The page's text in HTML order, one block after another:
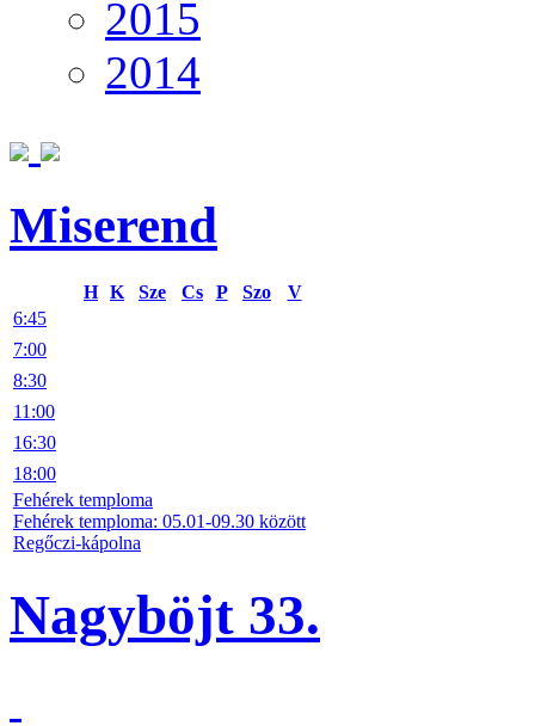
2015
2014
Miserend
H K Sze Cs P Szo
V
6:45
7:00
8:30
11:00
16:30
18:00
Fehérek temploma
Fehérek temploma: 05.01-09.30 között
Regőczi-kápolna
Nagyböjt 33.